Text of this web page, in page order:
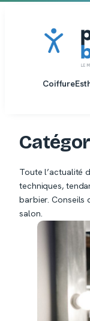
Coiffure
Toute l’actualité
techniques,
barbier. Conseils
salon.